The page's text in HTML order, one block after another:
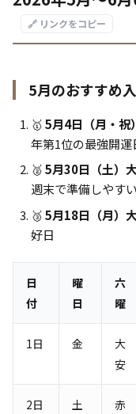
🔗 リンクをコピー
5月のおすすめ
🥇5月4日（月・
年第1位の最強開運
🥈5月30日（土）
週末で準備しやすい
🥉5月18日（月）
好日
日
付
曜
日
六
曜
1日 金
大
安
2日 土
赤